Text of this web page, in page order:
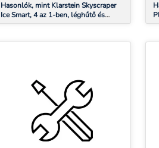
Hasonlók, mint Klarstein Skyscraper
Ice Smart, 4 az 1-ben, léghűtő és
ventilátor, WiFi, 180m³/ó,